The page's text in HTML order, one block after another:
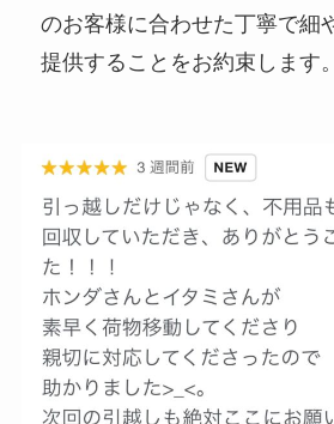
のお客様に合わせた丁寧で細
提供することをお約束します。